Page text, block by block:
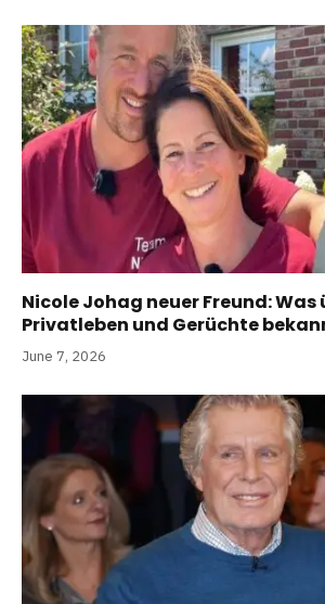
Nicole Johag neuer Freund: Was
Privatleben und Gerüchte
June 7, 2026